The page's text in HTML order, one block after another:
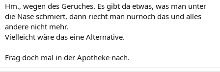
Hm., wegen des Geruches. Es gibt da etwas, was man unter
die Nase schmiert, dann riecht man nurnoch das und alles
andere nicht mehr.
Vielleicht wäre das eine Alternative.
Frag doch mal in der Apotheke nach.